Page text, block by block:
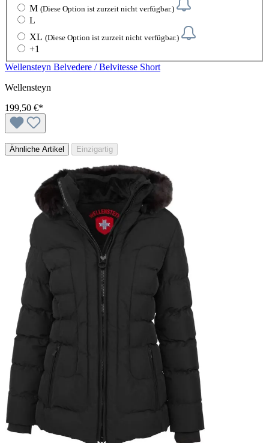
M (Diese Option ist zurzeit nicht verfügbar.)
L
XL (Diese Option ist zurzeit nicht verfügbar.)
+1
Wellensteyn Belvedere / Belvitesse Short
Wellensteyn
199,50 €*
Ähnliche Artikel Einzigartig